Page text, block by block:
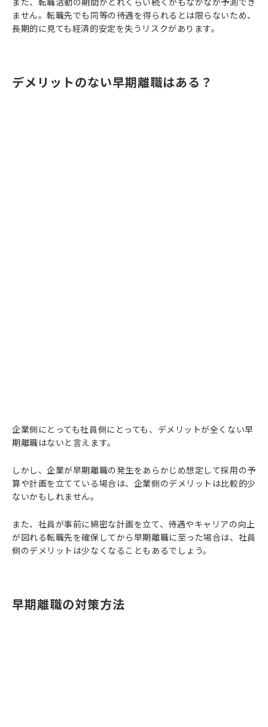
ません。転職先でも同等の待遇を得られるとは限らないため、
長期的に見ても経済的安定を失うリスクがあります。
デメリットのない早期離職はある？
企業側にとっても社員側にとっても、デメリットが全くない早
期離職はないと言えます。
しかし、企業が早期離職の発生をあらかじめ想定して採用の予
算や計画を立てている場合は、企業側のデメリットは比較的少
ないかもしれません。
また、社員が事前に綿密な計画を立て、待遇やキャリアの向上
が図れる転職先を確保してから早期離職に至った場合は、社員
側のデメリットは少なくなることもあるでしょう。
早期離職の対策方法